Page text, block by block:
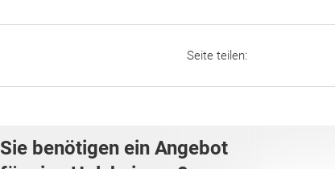
Seite teilen:
Sie benötigen ein Angebot